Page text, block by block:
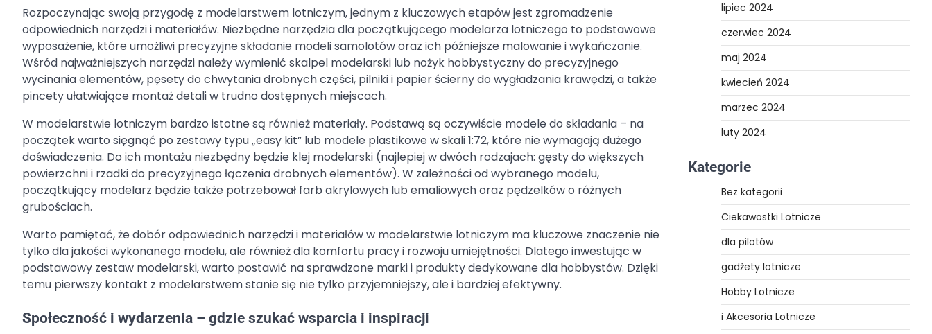
Rozpoczynając swoją przygodę z modelarstwem lotniczym, jednym z kluczowych etapów jest zgromadzenie
odpowiednich narzędzi i materiałów. Niezbędne narzędzia dla początkującego modelarza lotniczego to podstawowe
wyposażenie, które umożliwi precyzyjne składanie modeli samolotów oraz ich późniejsze malowanie i wykańczanie.
Wśród najważniejszych narzędzi należy wymienić skalpel modelarski lub nożyk hobbystyczny do precyzyjnego
wycinania elementów, pęsety do chwytania drobnych części, pilniki i papier ścierny do wygładzania krawędzi, a także
pincety ułatwiające montaż detali w trudno dostępnych miejscach.
W modelarstwie lotniczym bardzo istotne są również materiały. Podstawą są oczywiście modele do składania – na
początek warto sięgnąć po zestawy typu „easy kit” lub modele plastikowe w skali 1:72, które nie wymagają dużego
doświadczenia. Do ich montażu niezbędny będzie klej modelarski (najlepiej w dwóch rodzajach: gęsty do większych
powierzchni i rzadki do precyzyjnego łączenia drobnych elementów). W zależności od wybranego modelu,
początkujący modelarz będzie także potrzebował farb akrylowych lub emaliowych oraz pędzelków o różnych
grubościach.
Warto pamiętać, że dobór odpowiednich narzędzi i materiałów w modelarstwie lotniczym ma kluczowe znaczenie nie
tylko dla jakości wykonanego modelu, ale również dla komfortu pracy i rozwoju umiejętności. Dlatego inwestując w
podstawowy zestaw modelarski, warto postawić na sprawdzone marki i produkty dedykowane dla hobbystów. Dzięki
temu pierwszy kontakt z modelarstwem stanie się nie tylko przyjemniejszy, ale i bardziej efektywny.
Społeczność i wydarzenia – gdzie szukać wsparcia i inspiracji
lipiec 2024
czerwiec 2024
maj 2024
kwiecień 2024
marzec 2024
luty 2024
Kategorie
Bez kategorii
Ciekawostki Lotnicze
dla pilotów
gadżety lotnicze
Hobby Lotnicze
i Akcesoria Lotnicze